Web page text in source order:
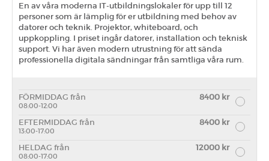
En av våra moderna IT-utbildningslokaler för upp till 12
personer som är lämplig för er utbildning med behov av
datorer och teknik. Projektor, whiteboard, och
uppkoppling. I priset ingår datorer, installation och teknisk
support. Vi har även modern utrustning för att sända
professionella digitala sändningar från samtliga våra rum.
FÖRMIDDAG från 8400 kr
08:00-12:00
EFTERMIDDAG från 8400 kr
13:00-17:00
HELDAG från 12000 kr
08:00-17:00